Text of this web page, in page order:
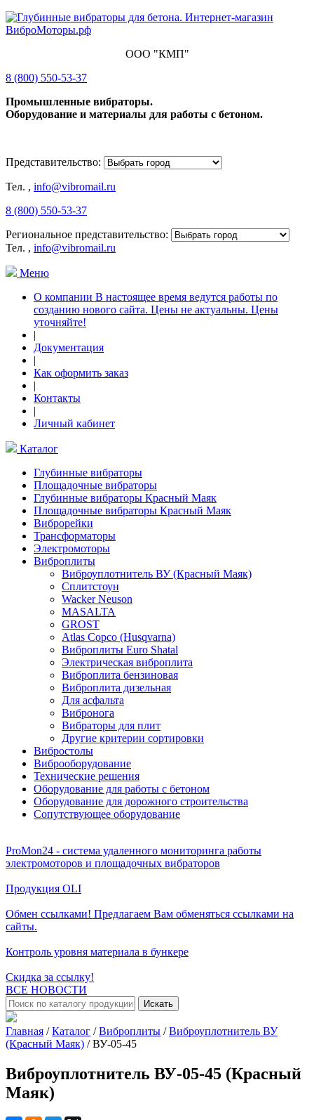
ООО "КМП"
8 (800) 550-53-37
Промышленные вибраторы.
Оборудование и материалы для работы с бетоном.
Представительство:
Тел. , info@vibromail.ru
8 (800) 550-53-37
Региональное представительство:
Тел. , info@vibromail.ru
Меню
О компании В настоящее время ведутся работы по
созданию нового сайта. Цены не актуальны. Цены
уточняйте!
|
Документация
|
Как оформить заказ
|
Контакты
|
Личный кабинет
Каталог
Глубинные вибраторы
Площадочные вибраторы
Глубинные вибраторы Красный Маяк
Площадочные вибраторы Красный Маяк
Виброрейки
Трансформаторы
Электромоторы
Виброплиты
Виброуплотнитель ВУ (Красный Маяк)
Сплитстоун
Wacker Neuson
MASALTA
GROST
Atlas Copco (Husqvarna)
Виброплиты Euro Shatal
Электрическая виброплита
Виброплита бензиновая
Виброплита дизельная
Для асфальта
Вибронога
Вибраторы для плит
Другие критерии сортировки
Вибростолы
Виброоборудование
Технические решения
Оборудование для работы с бетоном
Оборудование для дорожного строительства
Сопутствующее оборудование
ProMon24 - система удаленного мониторинга работы
электромоторов и площадочных вибраторов
Продукция OLI
Обмен ссылками! Предлагаем Вам обменяться ссылками на
сайты.
Контроль уровня материала в бункере
Скидка за ссылку!
ВСЕ НОВОСТИ
Искать
Главная / Каталог / Виброплиты / Виброуплотнитель ВУ
(Красный Маяк) / ВУ-05-45
Виброуплотнитель ВУ-05-45 (Красный
Маяк)